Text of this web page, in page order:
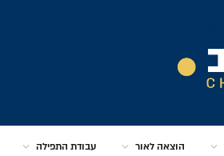
הוצאה לאור עבודת התפילה